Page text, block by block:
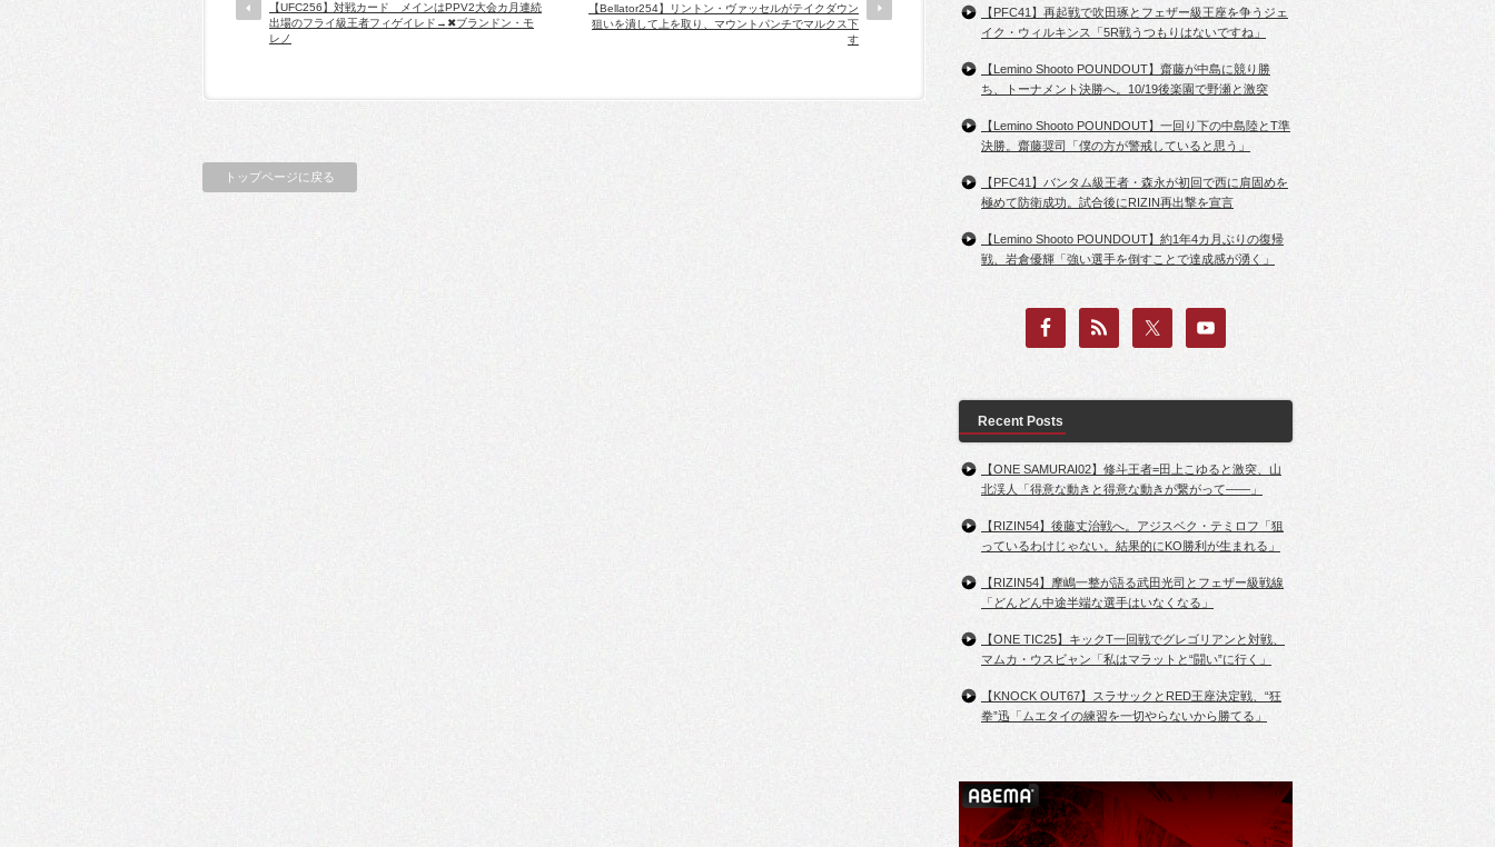
【UFC256】対戦カード メインはPPV2大会カ月連続
出場のフライ級王者フィゲイレド→✖ブランドン・モ
レノ
【Bellator254】リントン・ヴァッセルがテイクダウン
狙いを潰して上を取り、マウントパンチでマルクス下
す
トップページに戻る
【PFC41】再起戦で吹田琢とフェザー級王座を争うジェ
イク・ウィルキンス「5R戦うつもりはないですね」
【Lemino Shooto POUNDOUT】齋藤が中島に競り勝
ち、トーナメント決勝へ。10/19後楽園で野瀬と激突
【Lemino Shooto POUNDOUT】一回り下の中島陸とT準
決勝。齋藤奨司「僕の方が警戒していると思う」
【PFC41】バンタム級王者・森永が初回で西に肩固めを
極めて防衛成功。試合後にRIZIN再出撃を宣言
【Lemino Shooto POUNDOUT】約1年4カ月ぶりの復帰
戦、岩倉優輝「強い選手を倒すことで達成感が湧く」
Recent Posts
【ONE SAMURAI02】修斗王者=田上こゆると激突、山
北渓人「得意な動きと得意な動きが繋がって――」
【RIZIN54】後藤丈治戦へ。アジスベク・テミロフ「狙
っているわけじゃない。結果的にKO勝利が生まれる」
【RIZIN54】摩嶋一整が語る武田光司とフェザー級戦線
「どんどん中途半端な選手はいなくなる」
【ONE TIC25】キックT一回戦でグレゴリアンと対戦、
マムカ・ウスビャン「私はマラットと“闘い”に行く」
【KNOCK OUT67】スラサックとRED王座決定戦、“狂
拳”迅「ムエタイの練習を一切やらないから勝てる」